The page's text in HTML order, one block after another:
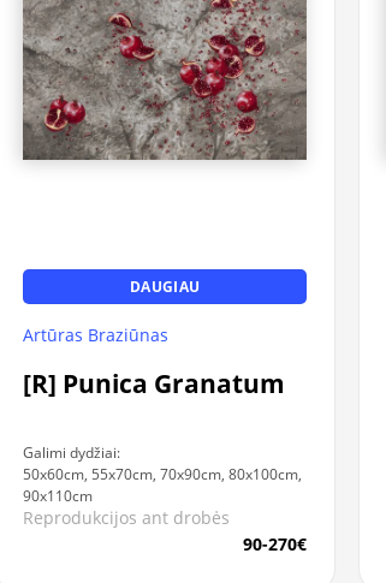
DAUGIAU
Artūras Braziūnas
[R] Punica Granatum
Galimi dydžiai:
50x60cm, 55x70cm, 70x90cm, 80x100cm,
90x110cm
Reprodukcijos ant drobės
90-270€